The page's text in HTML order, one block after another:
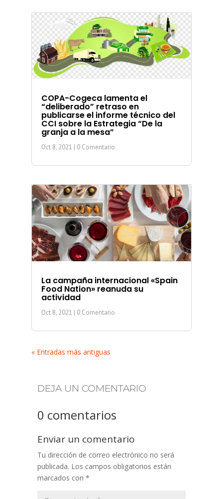
COPA-Cogeca lamenta el
“deliberado” retraso en
publicarse el informe técnico del
CCI sobre la Estrategia “De la
granja a la mesa”
Oct 8, 2021 | 0 Comentario
La campaña internacional «Spain
Food Nation» reanuda su
actividad
Oct 8, 2021 | 0 Comentario
« Entradas más antiguas
DEJA UN COMENTARIO
0 comentarios
Enviar un comentario
Tu dirección de correo electrónico no será
publicada. Los campos obligatorios están
marcados con *